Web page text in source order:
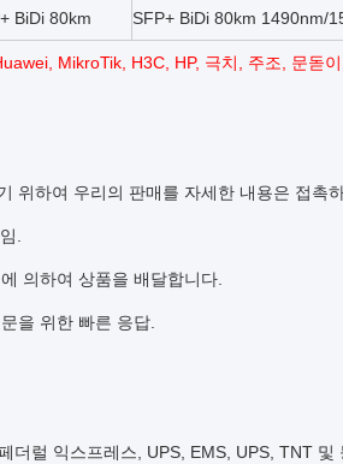
BiDi 80km SFP+ BiDi 80km 1490nm/
MikroTik, H3C, HP, 극치, 주조, 문돋
위하여 우리의 판매를 자세한 내용은 접촉
.
의하여 상품을 배달합니다.
을 위한 빠른 응답.
더럴 익스프레스, UPS, EMS, UPS, TNT 및